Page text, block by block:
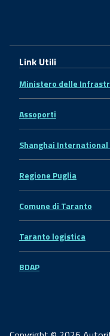
Link Utili
Ministero delle
Assoporti
Shanghai
Regione Puglia
Comune di Taranto
Taranto logistica
BDAP